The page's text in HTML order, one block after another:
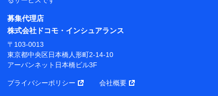
東京都千代田区永田町2丁目11番1号 山王パークタワー
株式会社NTTドコモ 代表取締役社長 前田 義晃
東京都中央区日本橋人形町2-14-10 アーバンネット日
本橋ビル 3F
長 吉村 忠義
募集代理店
株式会社ドコモ・インシュアランス
〒103-0013
東京都中央区日本橋人形町2-14-10
アーバンネット日本橋ビル3F
プライバシーポリシー 会社概要